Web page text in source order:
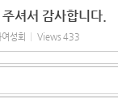
셔서 감사합니다.
성회 Views 433